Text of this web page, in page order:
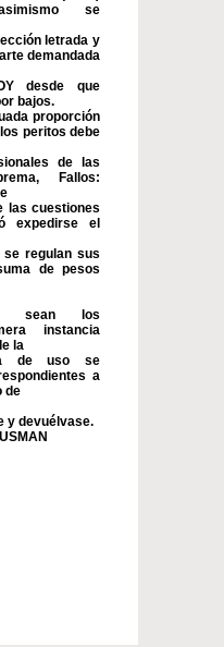
se
letrada y
demandada
desde que
bajos.
proporción
peritos debe
de las
Fallos:
las cuestiones
expedirse el
se regulan sus
de pesos
sean los
instancia
la
de uso se
a
de
y devuélvase.